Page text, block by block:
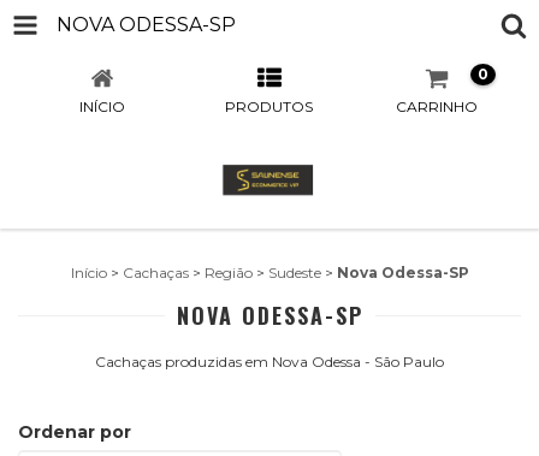
NOVA ODESSA-SP
INÍCIO PRODUTOS CARRINHO
0
Início > Cachaças > Região > Sudeste > Nova Odessa-SP
NOVA ODESSA-SP
Cachaças produzidas em Nova Odessa - São Paulo
Ordenar por